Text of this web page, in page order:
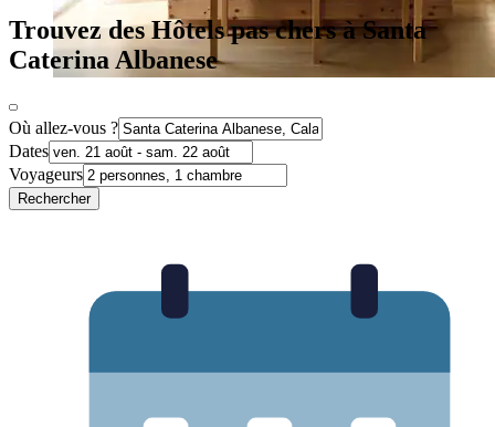
Trouvez des Hôtels pas chers à Santa
Caterina Albanese
Où allez-vous ?
Dates
Voyageurs
Rechercher